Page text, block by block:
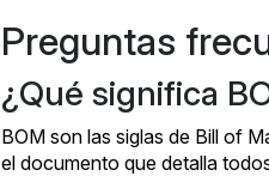
Preguntas
¿Qué significa
BOM son las siglas de Bill of
el documento que detalla